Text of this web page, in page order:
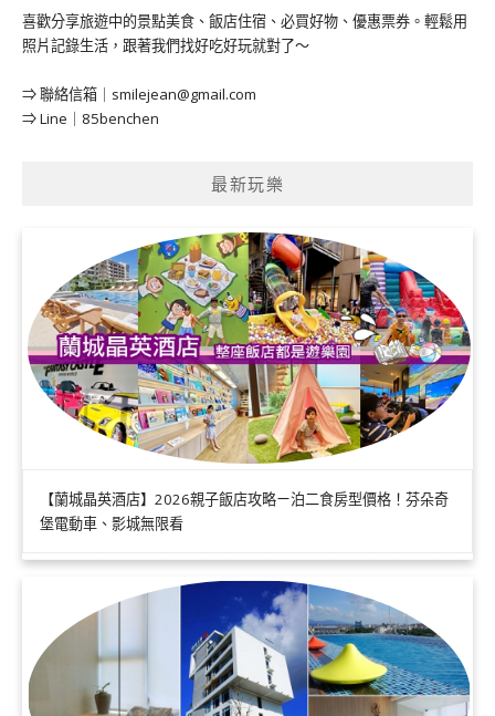
喜歡分享旅遊中的景點美食、飯店住宿、必買好物、優惠票券。輕鬆用
照片記錄生活，跟著我們找好吃好玩就對了～
⇒ 聯絡信箱｜ smilejean@gmail.com
⇒ Line｜85benchen
最新玩樂
【蘭城晶英酒店】2026親子飯店攻略ㄧ泊二食房型價格！芬朵奇
堡電動車、影城無限看